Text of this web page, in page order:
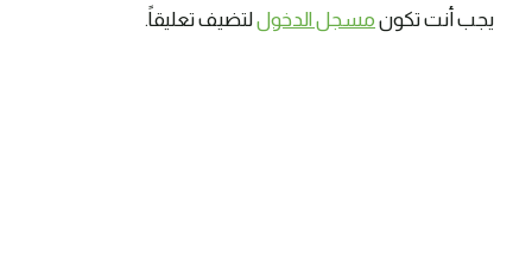
يجب أنت تكون مسجل الدخوللتضيف تعليقاً.